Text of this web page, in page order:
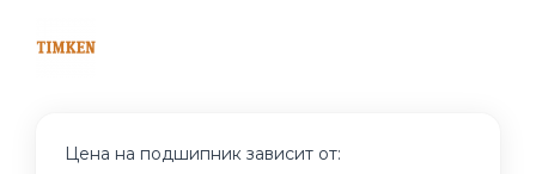
Цена на подшипник зависит от: